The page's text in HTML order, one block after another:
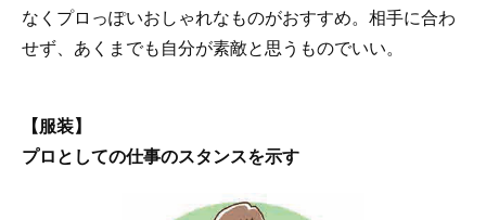
なくプロっぽいおしゃれなものがおすすめ。相手に合わ
せず、あくまでも自分が素敵と思うものでいい。
【服装】
プロとしての仕事のスタンスを示す